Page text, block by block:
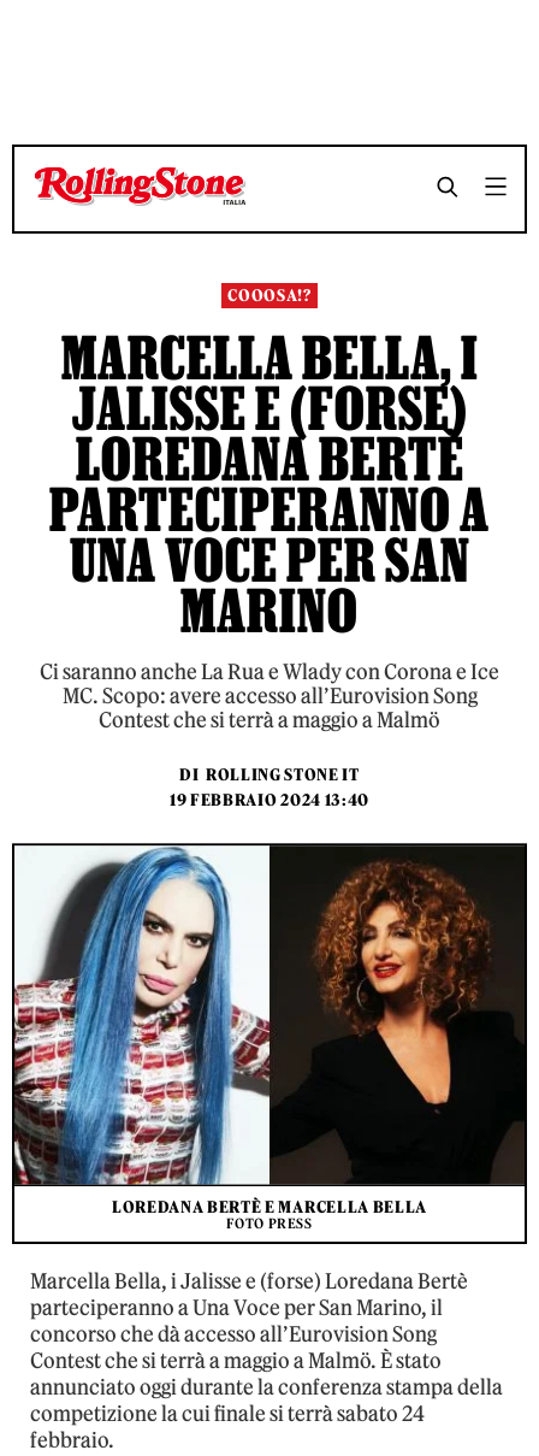
TEMPO DI LETTURA 3 MINUTI
TEMPO DI LETTURA 3 MINUTI
COOOSA!?
MARCELLA BELLA, I
JALISSE E (FORSE)
LOREDANA BERTÈ
PARTECIPERANNO A
UNA VOCE PER SAN
MARINO
Ci saranno anche La Rua e Wlady con Corona e Ice
MC. Scopo: avere accesso all’Eurovision Song
Contest che si terrà a maggio a Malmö
DI ROLLING STONE IT
19 FEBBRAIO 2024 13:40
LOREDANA BERTÈ E MARCELLA BELLA
FOTO PRESS
Marcella Bella, i Jalisse e (forse) Loredana Bertè
parteciperanno a Una Voce per San Marino, il
concorso che dà accesso all’Eurovision Song
Contest che si terrà a maggio a Malmö. È stato
annunciato oggi durante la conferenza stampa della
competizione la cui finale si terrà sabato 24
febbraio.